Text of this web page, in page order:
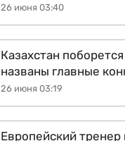
26 июня 03:40
26 июня 03:19
Казахстан
названы главные
Европейский